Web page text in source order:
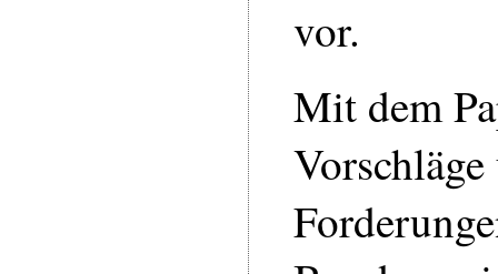
vor.
Mit dem